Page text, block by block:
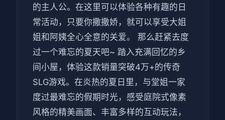
的主人公。在这里可以体验各种有趣的日
常活动，只要你撒撒娇，就可以享受大姐
姐和阿姨全心全意的关爱。 那么赶紧去度
过一个难忘的夏天吧~ 踏入充满回忆的乡
间小屋，体验这款销量突破4万+的传奇
SLG游戏。在炎热的夏日里，与堂姐一家
度过最难忘的假期时光，感受庭院式像素
风格的精美画面、丰富多样的互动玩法，